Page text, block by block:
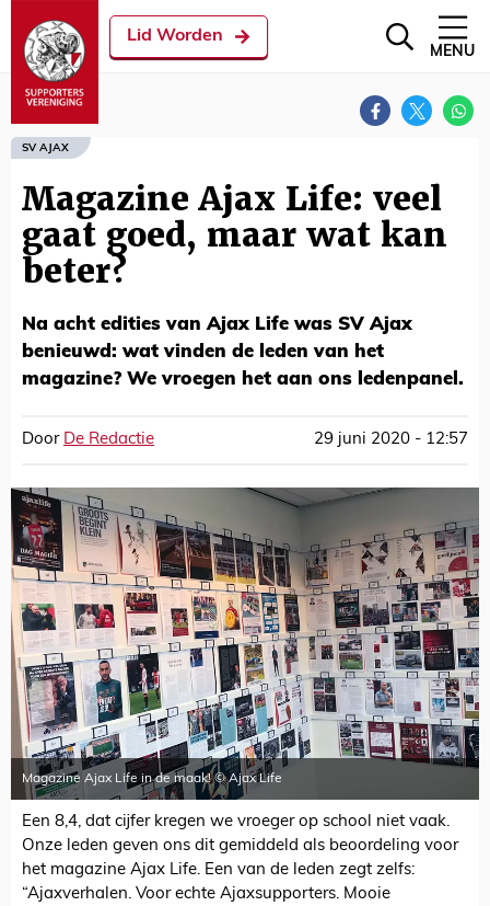
Lid Worden
MENU
SV AJAX
Magazine Ajax Life: veel
gaat goed, maar wat kan
beter?
Na acht edities van Ajax Life was SV Ajax
benieuwd: wat vinden de leden van het
magazine? We vroegen het aan ons ledenpanel.
Door De Redactie 29 juni 2020 - 12:57
Magazine Ajax Life in de maak! © Ajax Life
Een 8,4, dat cijfer kregen we vroeger op school niet vaak.
Onze leden geven ons dit gemiddeld als beoordeling voor
het magazine Ajax Life. Een van de leden zegt zelfs:
“Ajaxverhalen. Voor echte Ajaxsupporters. Mooie